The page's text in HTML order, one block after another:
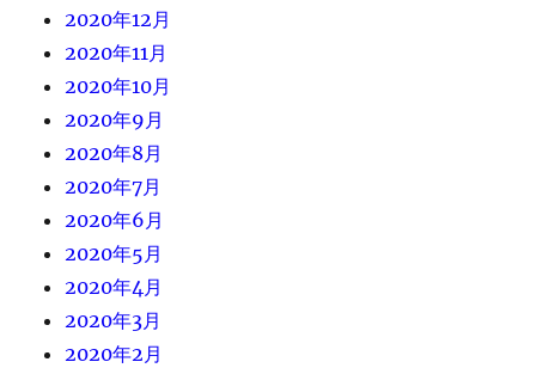
2020年12月
2020年11月
2020年10月
2020年9月
2020年8月
2020年7月
2020年6月
2020年5月
2020年4月
2020年3月
2020年2月